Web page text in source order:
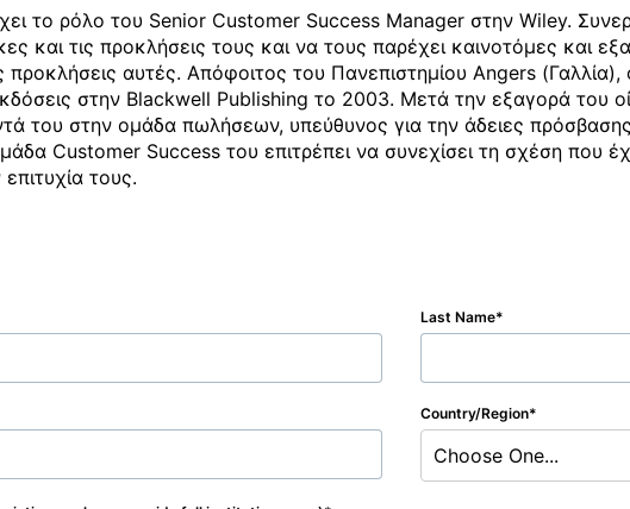
το ρόλο του Senior Customer Success Manager στην Wiley.
και τις προκλήσεις τους και να τους παρέχει καινοτόμες και
προκλήσεις αυτές. Απόφοιτος του Πανεπιστημίου Angers
στην Blackwell Publishing το 2003. Μετά την εξαγορά του
του στην ομάδα πωλήσεων, υπεύθυνος για την άδειες
Customer Success του επιτρέπει να συνεχίσει τη σχέση που
τους.
Last Name
Country/Region
Choose One...